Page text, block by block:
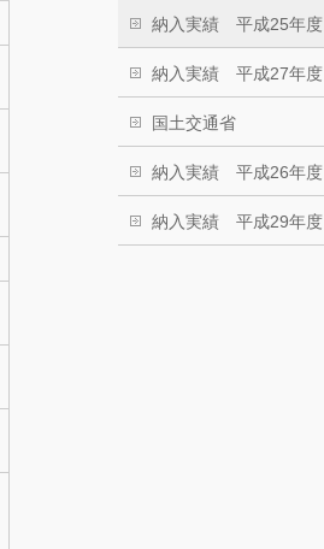
納入実績 平成25年度
納入実績 平成27年度
国土交通省
納入実績 平成26年度
納入実績 平成29年度